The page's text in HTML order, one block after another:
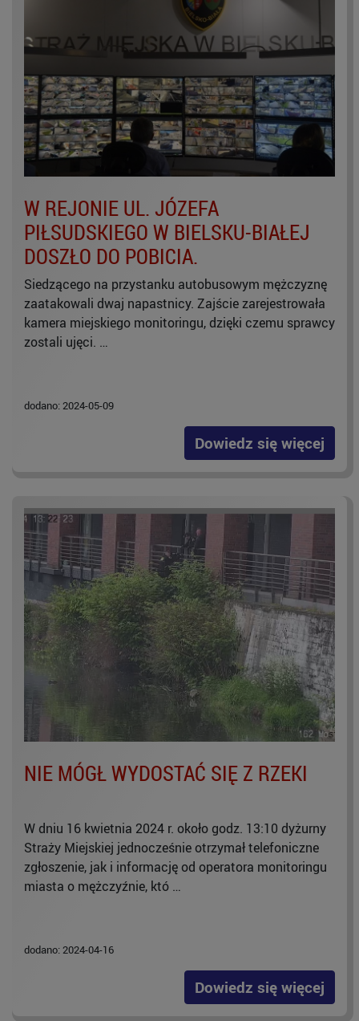
W REJONIE UL. JÓZEFA
PIŁSUDSKIEGO W BIELSKU-BIAŁEJ
DOSZŁO DO POBICIA.
Siedzącego na przystanku autobusowym mężczyznę
zaatakowali dwaj napastnicy. Zajście zarejestrowała
kamera miejskiego monitoringu, dzięki czemu sprawcy
zostali ujęci. …
dodano: 2024-05-09
Dowiedz się więcej
NIE MÓGŁ WYDOSTAĆ SIĘ Z RZEKI
W dniu 16 kwietnia 2024 r. około godz. 13:10 dyżurny
Straży Miejskiej jednocześnie otrzymał telefoniczne
zgłoszenie, jak i informację od operatora monitoringu
miasta o mężczyźnie, któ …
dodano: 2024-04-16
Dowiedz się więcej